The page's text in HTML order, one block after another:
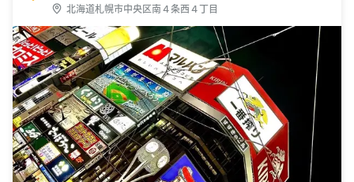
北海道札幌市中央区南４条西４丁目